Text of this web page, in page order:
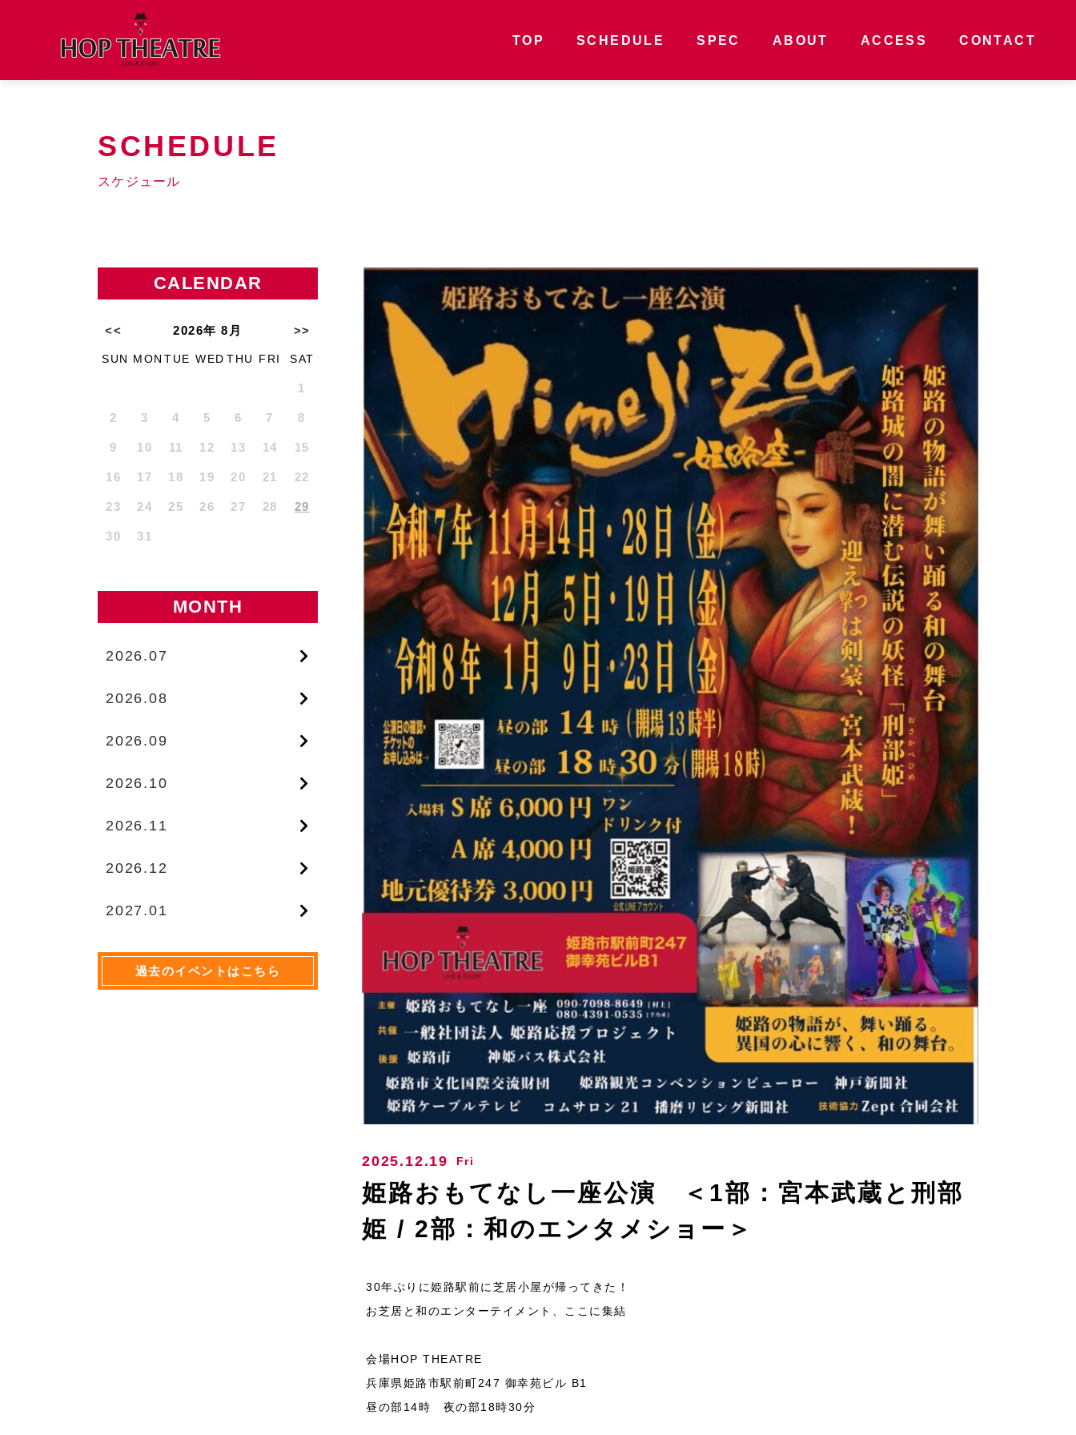
TOP SCHEDULE SPEC ABOUT ACCESS CONTACT
SCHEDULE
スケジュール
CALENDAR
<< 2026年 8月 >>
SUN MON TUE WED THU FRI SAT
1
2 3 4 5 6 7 8
9 10 11 12 13 14 15
16 17 18 19 20 21 22
23 24 25 26 27 28 29
30 31
MONTH
2026.07
2026.08
2026.09
2026.10
2026.11
2026.12
2027.01
過去のイベントはこちら
2025.12.19 Fri
姫路おもてなし一座公演 ＜1部：宮本武蔵と刑部
姫 / 2部：和のエンタメショー＞
30年ぶりに姫路駅前に芝居小屋が帰ってきた！
お芝居と和のエンターテイメント、ここに集結
会場HOP THEATRE
兵庫県姫路市駅前町247 御幸苑ビル B1
昼の部14時 夜の部18時30分